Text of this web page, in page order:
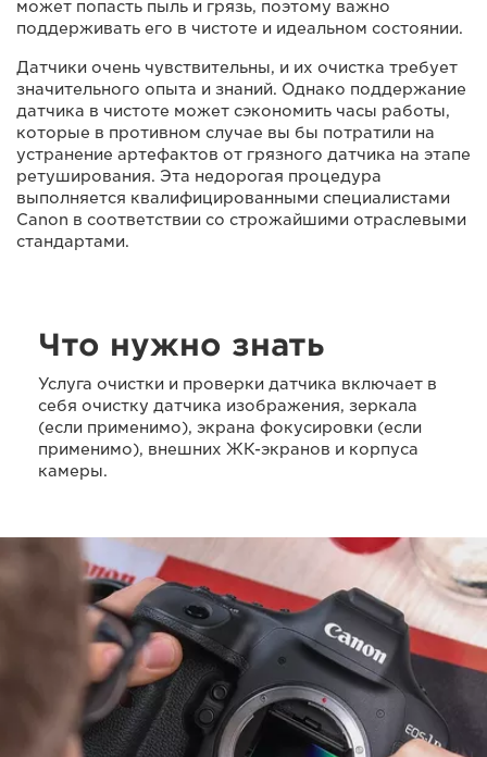
может попасть пыль и грязь, поэтому важно
поддерживать его в чистоте и идеальном состоянии.
Датчики очень чувствительны, и их очистка требует
значительного опыта и знаний. Однако поддержание
датчика в чистоте может сэкономить часы работы,
которые в противном случае вы бы потратили на
устранение артефактов от грязного датчика на этапе
ретуширования. Эта недорогая процедура
выполняется квалифицированными специалистами
Canon в соответствии со строжайшими отраслевыми
стандартами.
Что нужно знать
Услуга очистки и проверки датчика включает в
себя очистку датчика изображения, зеркала
(если применимо), экрана фокусировки (если
применимо), внешних ЖК-экранов и корпуса
камеры.